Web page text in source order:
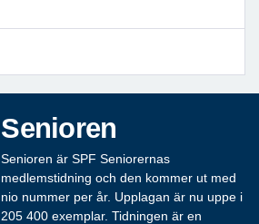
Senioren
Senioren är SPF Seniorernas
medlemstidning och den kommer ut med
nio nummer per år. Upplagan är nu uppe i
205 400 exemplar. Tidningen är en